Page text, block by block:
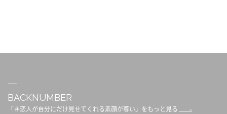
BACKNUMBER
「＃恋人が自分にだけ見せてくれる素顔が尊い」をもっと見る